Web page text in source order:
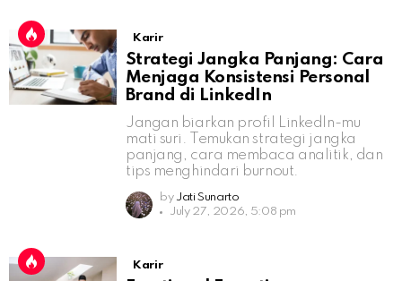
Karir
Strategi Jangka Panjang: Cara
Menjaga Konsistensi Personal
Brand di LinkedIn
Jangan biarkan profil LinkedIn-mu
mati suri. Temukan strategi jangka
panjang, cara membaca analitik, dan
tips menghindari burnout.
by Jati Sunarto
July 27, 2026, 5:08 pm
Karir